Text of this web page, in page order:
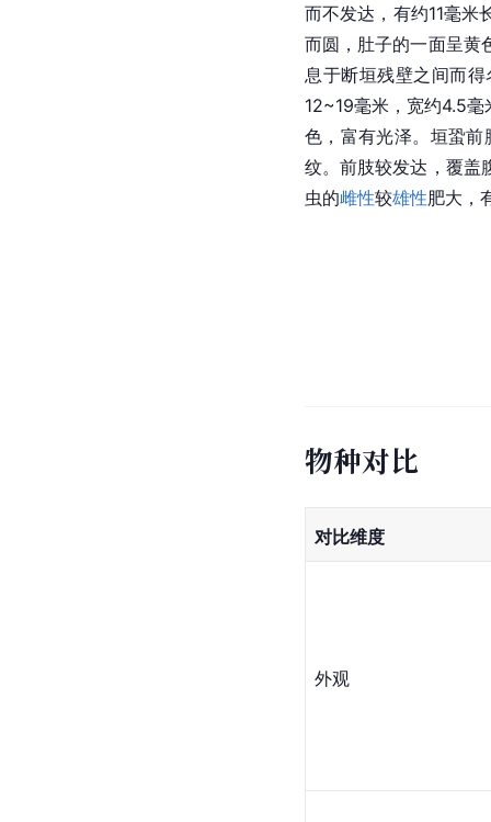
而不发达，有约11毫米
而圆，肚子的一面呈黄
息于断垣残壁之间而
12~19毫米，宽约4.5毫
色，富有光泽。垣蛩前
纹。前肢较发达，覆盖
虫的雌性较雄性肥大，
物种对比
对比维度
外观